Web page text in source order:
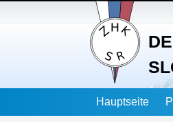
Hauptseite